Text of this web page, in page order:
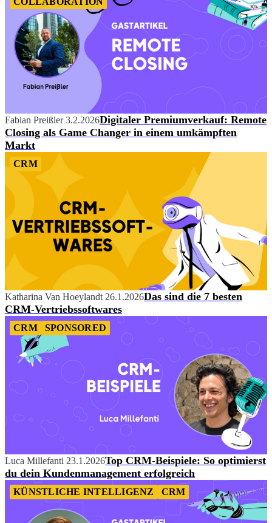
Fabian Preißler 3.2.2026Digitaler Premiumverkauf: Remote
Closing als Game Changer in einem umkämpften
Markt
CRM
Katharina Van Hoeylandt 26.1.2026Das sind die 7 besten
CRM-Vertriebssoftwares
CRM SPONSORED
Luca Millefanti 23.1.2026Top CRM-Beispiele: So optimierst
du dein Kundenmanagement erfolgreich
KÜNSTLICHE INTELLIGENZ CRM